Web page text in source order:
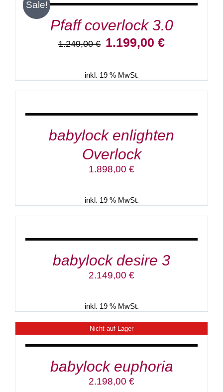
Sale!
Pfaff coverlock 3.0
1.249,00€ Ursprünglicher
1.249,00 €
1.199,00 €Aktueller
inkl. 19 % MwSt.
IN
babylock enlighten
Overlock
1.898,00 €
inkl. 19 % MwSt.
IN
babylock desire 3
2.149,00 €
inkl. 19 % MwSt.
Nicht auf Lager
DETAILS
babylock euphoria
2.198,00 €